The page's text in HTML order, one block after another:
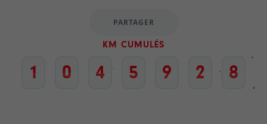
PARTAGER
KM CUMULÉS
1 0 4 5 9 2 8